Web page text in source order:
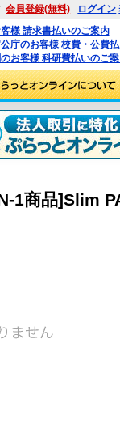
会員登録(無料) ログイン
様 請求書払いのご案内
庁のお客様 校費・公費
お客様 科研費払いのご
1商品]Slim